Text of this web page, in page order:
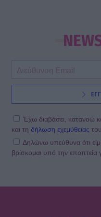
Έχω διαβάσει, κατανοώ
και τη δήλωση εχεμύθειας
Δηλώνω υπεύθυνα ότι
βρίσκομαι υπό την